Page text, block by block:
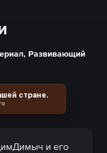
, Развивающий
стране.
и его